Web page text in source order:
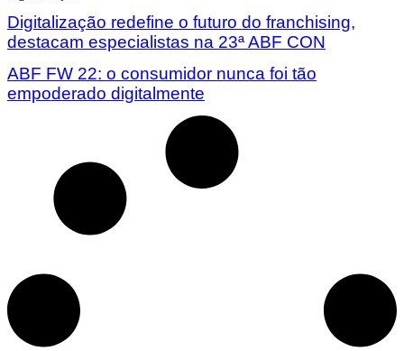
Digitalização redefine o futuro do franchising,
destacam especialistas na 23ª ABF CON
ABF FW 22: o consumidor nunca foi tão
empoderado digitalmente